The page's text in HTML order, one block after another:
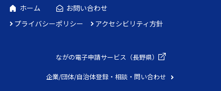
ホーム
お問い合わせ
プライバシーポリシー
アクセシビリティ方針
ながの電子申請サービス（長野県）
企業/団体/自治体登録・相談・問い合わせ